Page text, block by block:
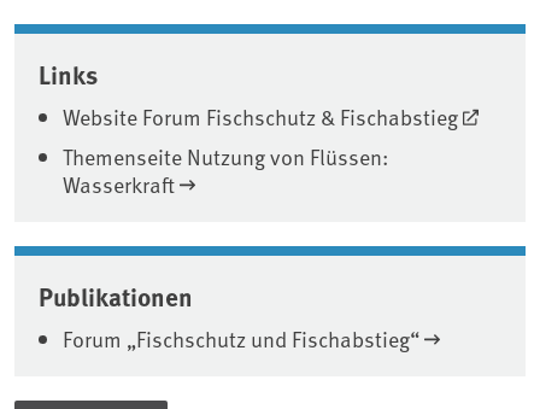
Associated content
Links
Website Forum Fischschutz & Fischabstieg
Themenseite Nutzung von Flüssen:
Wasserkraft
Publikationen
Forum „Fischschutz und Fischabstieg“